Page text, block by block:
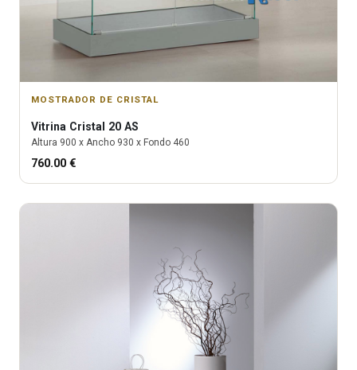
MOSTRADOR DE CRISTAL
Vitrina Cristal 20 AS
Altura 900 x Ancho 930 x Fondo 460
760.00 €